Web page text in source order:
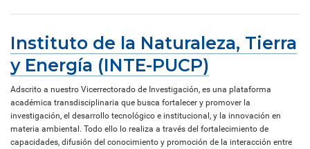
Instituto de la Naturaleza, Tierra
y Energía (INTE-PUCP)
Adscrito a nuestro Vicerrectorado de Investigación, es una plataforma
académica transdisciplinaria que busca fortalecer y promover la
investigación, el desarrollo tecnológico e institucional, y la innovación en
materia ambiental. Todo ello lo realiza a través del fortalecimiento de
capacidades, difusión del conocimiento y promoción de la interacción entre